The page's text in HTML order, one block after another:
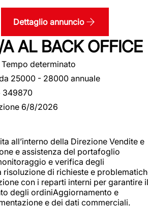
Dettaglio annuncio
AL BACK OFFICE
Tempo determinato
25000 - 28000 annuale
349870
6/8/2026
all’interno della Direzione Vendite e
e assistenza del portafoglio
e verifica degli
di richieste e
con i reparti interni per garantire il
degli ordiniAggiornamento e
e dei dati commerciali.